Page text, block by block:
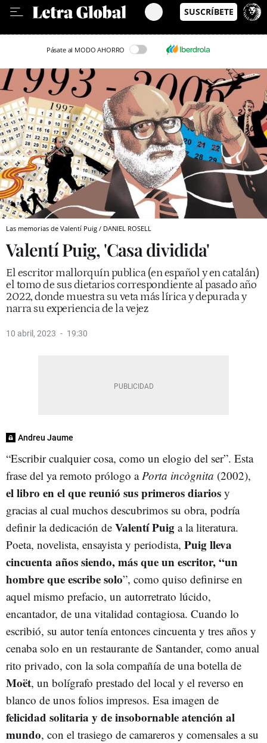
Pásate al MODO AHORRO
Las memorias de Valentí Puig / DANIEL ROSELL
Valentí Puig, 'Casa dividida'
El escritor mallorquín publica (en español y en catalán)
el tomo de sus dietarios correspondiente al pasado año
2022, donde muestra su veta más lírica y depurada y
narra su experiencia de la vejez
10 abril, 2023 19:30
Andreu Jaume
“Escribir cualquier cosa, como un elogio del ser”. Esta
frase del ya remoto prólogo aPorta incògnita (2002),
el libro en el que reunió sus primeros diarios y
gracias al cual muchos descubrimos su obra, podría
definir la dedicación de Valentí Puig a la literatura.
Poeta, novelista, ensayista y periodista, Puig lleva
cincuenta años siendo, más que un escritor, “un
hombre que escribe solo”, como quiso definirse en
aquel mismo prefacio, un autorretrato lúcido,
encantador, de una vitalidad contagiosa. Cuando lo
escribió, su autor tenía entonces cincuenta y tres años y
cenaba solo en un restaurante de Santander, como anual
rito privado, con la sola compañía de una botella de
Moët, un bolígrafo prestado del local y el reverso en
blanco de unos folios impresos. Esa imagen de
felicidad solitaria y de insobornable atención al
mundo, con el trasiego de camareros y comensales a su